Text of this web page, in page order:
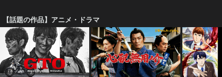
【話題の作品】アニメ・ドラマ